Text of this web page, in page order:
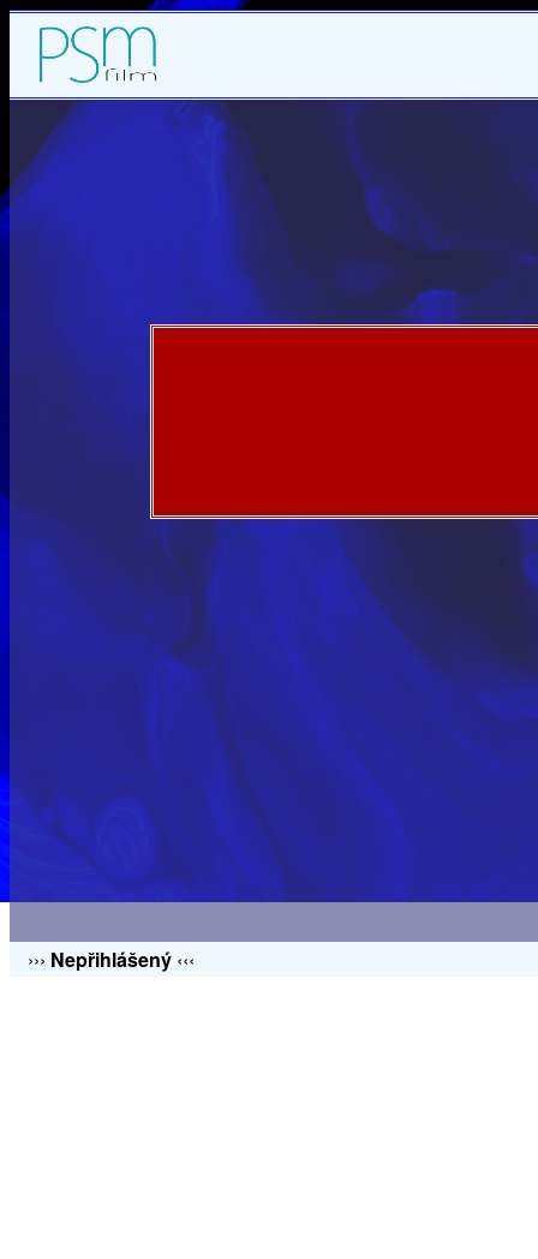
››› Nepřihlášený ‹‹‹